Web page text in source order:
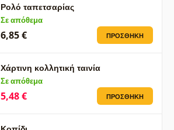
Ρολό ταπετσαρίας
Σε απόθεμα
6,85 € ΠΡΟΣΘΉΚΗ
Χάρτινη κολλητική ταινία
Σε απόθεμα
5,48 € ΠΡΟΣΘΉΚΗ